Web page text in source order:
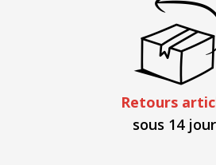
Retours
sous 14